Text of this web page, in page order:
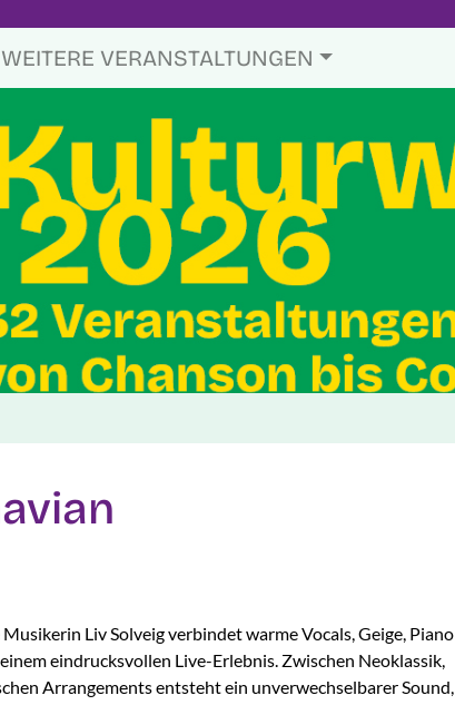
WEITERE VERANSTALTUNGEN
Liv Solveig verbindet warme Vocals, Geige, Piano
eindrucksvollen Live-Erlebnis. Zwischen Neoklassik,
Arrangements entsteht ein unverwechselbarer Sound,